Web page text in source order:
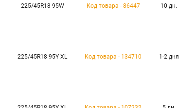
225/45R18 95W Код товара - 86447 10 дн.
225/45R18 95Y XL Код товара - 134710 1-2 дня